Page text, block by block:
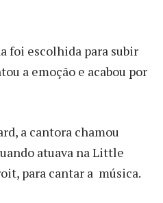
foi escolhida para subir
a emoção e acabou por
a cantora chamou
atuava na Little
para cantar a música.